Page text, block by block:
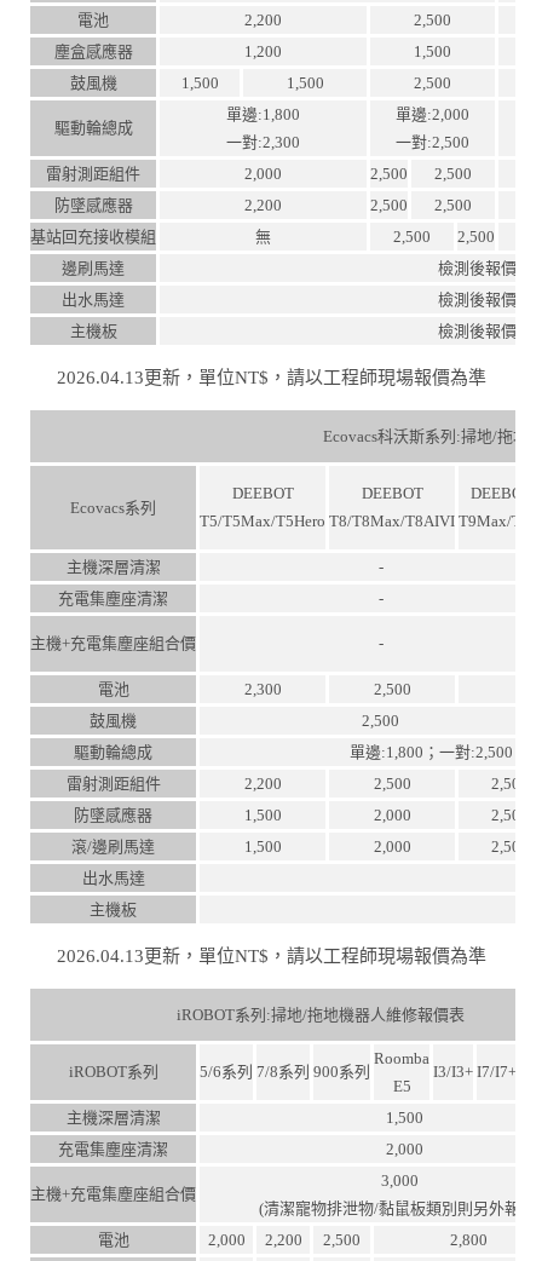
電池
2,200
2,500
塵盒感應器
1,200
1,500
鼓風機
1,500 1,500 2,500
驅動輪總成
單邊:1,800
一對:2,300
單邊:2,000
一對:2,500
雷射測距組件
2,000 2,500
2,500
防墜感應器
2,200 2,500
2,500
基站回充接收模組
無 2,500
2,500
邊刷馬達
檢測後報價
出水馬達
檢測後報價
主機板
檢測後報價
2026.04.13更新，單位NT$，請以工程師現場報價為準
Ecovacs科沃斯系列:掃地/拖地
Ecovacs系列
DEEBOT
T5/T5Max/T5Hero
DEEBOT
T8/T8Max/T8AIVI T9Max/
主機深層清潔
-
充電集塵座清潔
-
主機+充電集塵座組合價 -
電池 2,300
2,500
鼓風機
2,500
驅動輪總成
單邊:1,800；一對:2,500
雷射測距組件
2,200 2,500
2,500
防墜感應器
1,500 2,000
2,500
滾/邊刷馬達
1,500 2,000
2,500
出水馬達
主機板
2026.04.13更新，單位NT$，請以工程師現場報價為準
iROBOT系列:掃地/拖地機器人維修報價表
iROBOT系列 5/6系列 7/8系列 900系列
Roomba
E5
I3/I3+ I7/I7+
主機深層清潔
1,500
充電集塵座清潔
2,000
主機+充電集塵座組合價
3,000
(清潔寵物排泄物/黏鼠板類別則另外報價
電池
2,000 2,200 2,500
2,800